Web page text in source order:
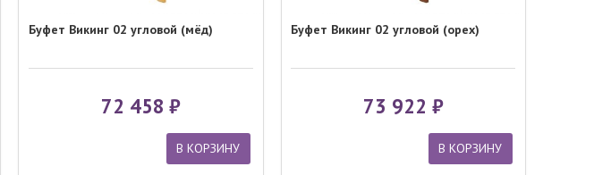
Буфет Викинг 02 угловой (мёд)
72 458
В КОРЗИНУ
Буфет Викинг 02 угловой (орех)
73 922
В КОРЗИНУ